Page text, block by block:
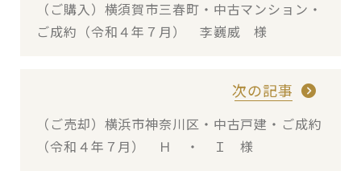
（ご購入）横須賀市三春町・中古マンション・
ご成約（令和４年７月） 李巍威 様
次の記事
（ご売却）横浜市神奈川区・中古戸建・ご成約
（令和４年７月） Ｈ ・ Ｉ 様